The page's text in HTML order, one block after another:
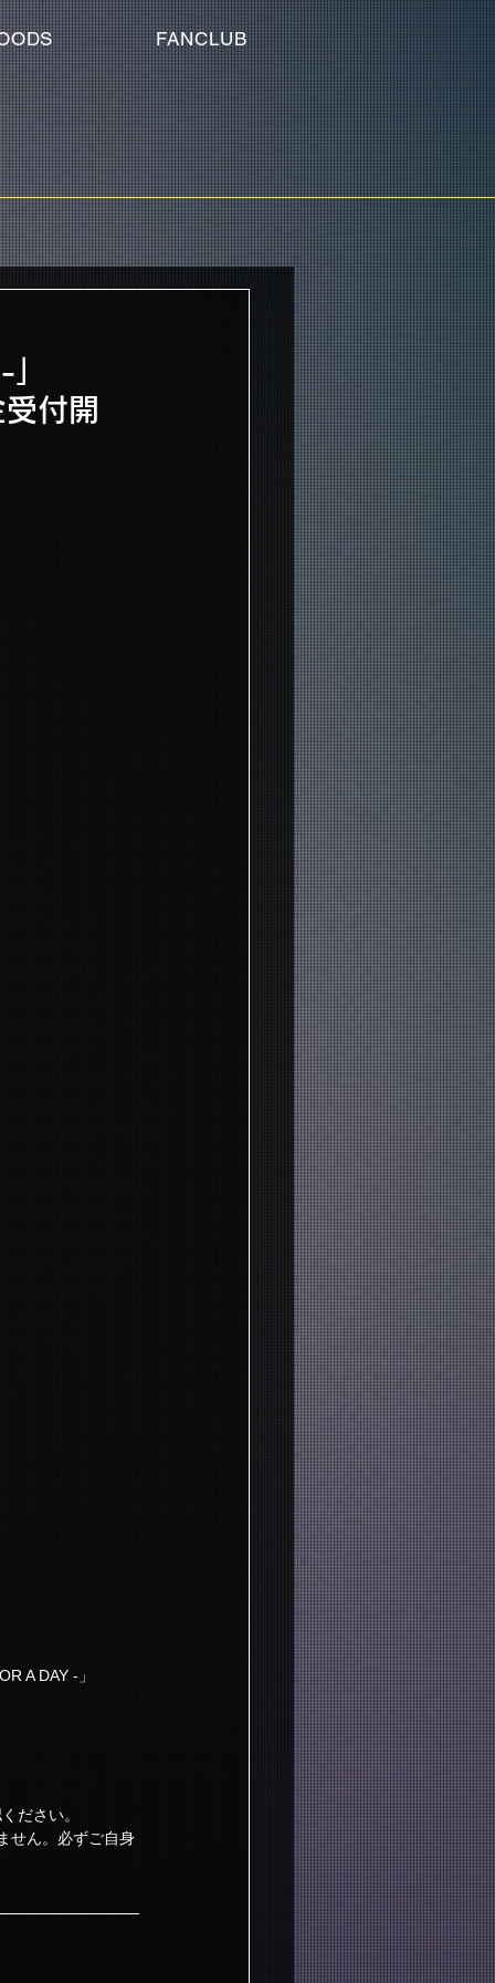
FANCLUB
付開
A DAY -」
ださい。
せん。必ずご自身